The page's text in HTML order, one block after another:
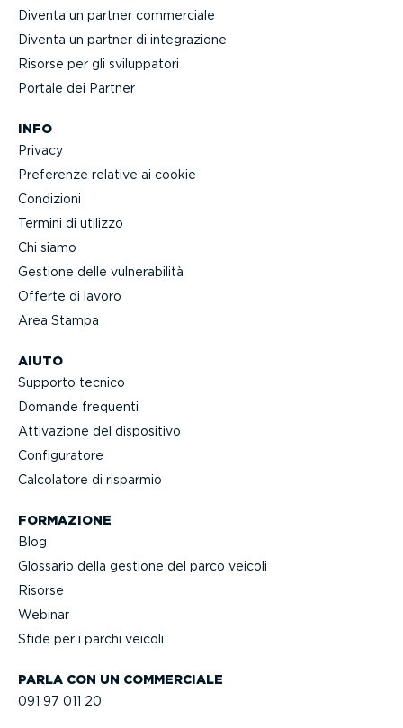
PARLA CON UN COMMERCIALE
091 97 011 20
AIUTO
Supporto tecnico
Domande frequenti
Attivazione del dispositivo
Confi­gu­ratore
Calcolatore di risparmio
FORMAZIONE
Blog
Glossario della gestione del parco veicoli
Risorse
Webinar
Sfide per i parchi veicoli
Diventa un partner commerciale
Diventa un partner di integra­zione
Risorse per gli svilup­patori
Portale dei Partner
INFO
Privacy
Preferenze relative ai cookie
Condizioni
Termini di utilizzo
Chi siamo
Gestione delle vulne­ra­bilità
Offerte di lavoro
Area Stampa